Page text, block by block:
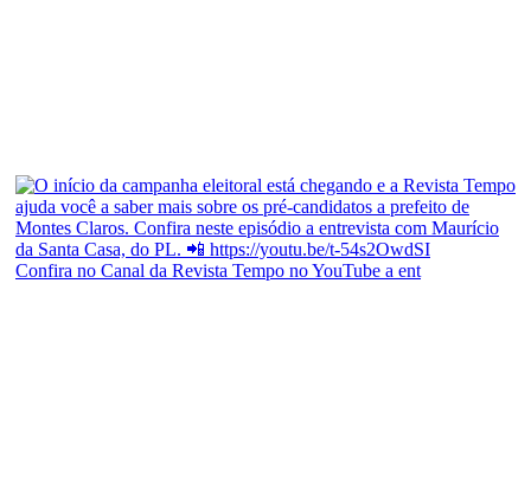
Confira no Canal da Revista Tempo no YouTube a ent